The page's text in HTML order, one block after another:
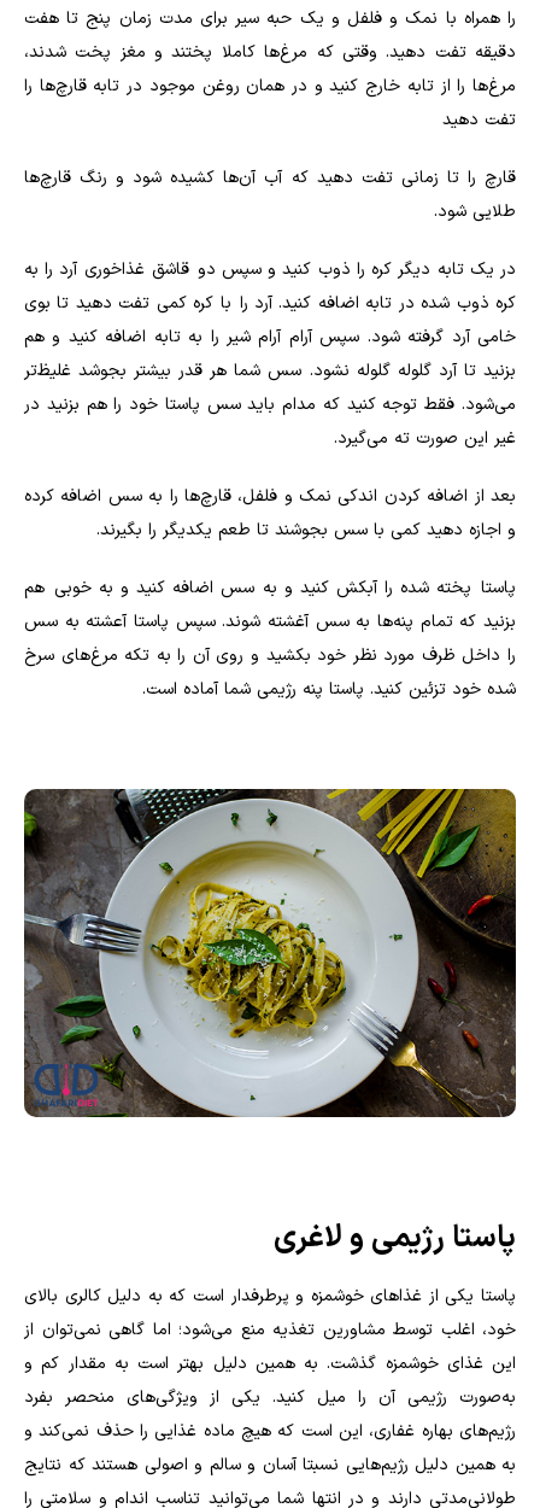
را همراه با نمک و فلفل و یک حبه سیر برای مدت زمان پنج تا هفت
دقیقه تفت دهید. وقتی که مرغ‌ها کاملا پختند و مغز پخت شدند،
مرغ‌ها را از تابه خارج کنید و در همان روغن موجود در تابه قارچ‌ها را
تفت دهید
قارچ را تا زمانی تفت دهید که آب آن‌ها کشیده شود و رنگ قارچ‌ها
طلایی شود.
در یک تابه دیگر کره را ذوب کنید و سپس دو قاشق غذاخوری آرد را به
کره ذوب شده در تابه اضافه کنید. آرد را با کره کمی تفت دهید تا بوی
خامی آرد گرفته شود. سپس آرام آرام شیر را به تابه اضافه کنید و هم
بزنید تا آرد گلوله گلوله نشود. سس شما هر قدر بیشتر بجوشد غلیظ‌تر
می‌شود. فقط توجه کنید که مدام باید سس پاستا خود را هم بزنید در
غیر این صورت ته می‌گیرد.
بعد از اضافه کردن اندکی نمک و فلفل، قارچ‌ها را به سس اضافه کرده
و اجازه دهید کمی با سس بجوشند تا طعم یکدیگر را بگیرند.
پاستا پخته شده را آبکش کنید و به سس اضافه کنید و به خوبی هم
بزنید که تمام پنه‌ها به سس آغشته شوند. سپس پاستا آعشته به سس
را داخل ظرف مورد نظر خود بکشید و روی آن را به تکه مرغ‌های سرخ
شده خود تزئین کنید. پاستا پنه رژیمی شما آماده است.
پاستا رژیمی و لاغری
پاستا یکی از غذاهای خوشمزه و پرطرفدار است که به دلیل کالری بالای
خود، اغلب توسط مشاورین تغذیه منع می‌شود؛ اما گاهی نمی‌توان از
این غذای خوشمزه گذشت. به همین دلیل بهتر است به مقدار کم و
به‌صورت رژیمی آن را میل کنید. یکی از ویژگی‌های منحصر بفرد
رژیم‌های بهاره غفاری، این است که هیچ ماده غذایی را حذف نمی‌کند و
به همین دلیل رژیم‌هایی نسبتا آسان و سالم و اصولی هستند که نتایج
طولانی‌مدتی دارند و در انتها شما می‌توانید تناسب اندام و سلامتی را